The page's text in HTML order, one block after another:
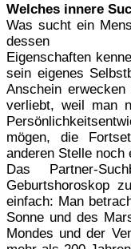
Welches innere
Was sucht ein
dessen
Eigenschaften
sein eigenes
Anschein
verliebt, weil man
mögen, die
anderen Stelle noch
Das Partner-
Geburtshoroskop
einfach: Man
Sonne und des
Mondes und der